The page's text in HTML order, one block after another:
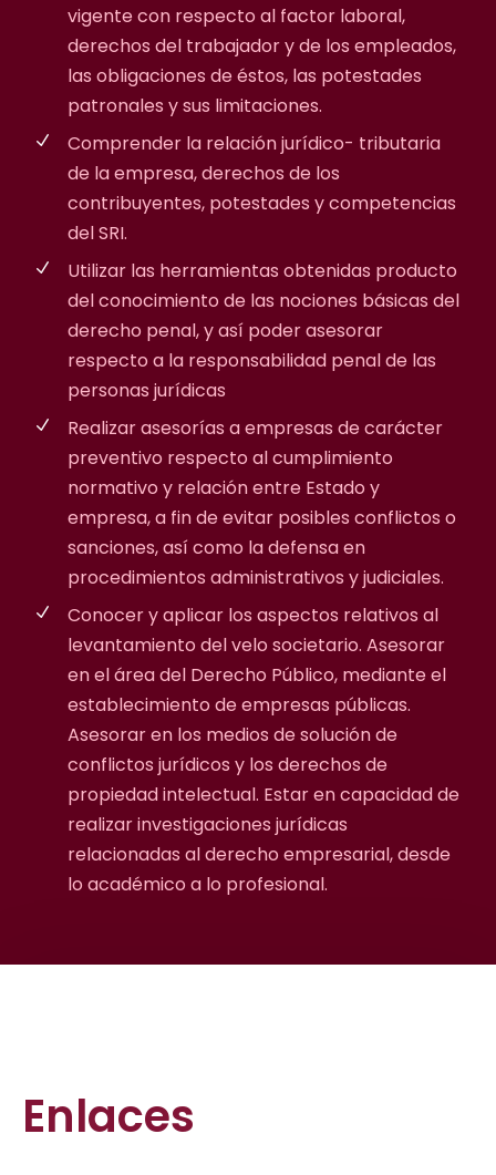
vigente con respecto al factor laboral,
derechos del trabajador y de los empleados,
las obligaciones de éstos, las potestades
patronales y sus limitaciones.
Comprender la relación jurídico- tributaria
de la empresa, derechos de los
contribuyentes, potestades y competencias
del SRI.
Utilizar las herramientas obtenidas producto
del conocimiento de las nociones básicas del
derecho penal, y así poder asesorar
respecto a la responsabilidad penal de las
personas jurídicas
Realizar asesorías a empresas de carácter
preventivo respecto al cumplimiento
normativo y relación entre Estado y
empresa, a fin de evitar posibles conflictos o
sanciones, así como la defensa en
procedimientos administrativos y judiciales.
Conocer y aplicar los aspectos relativos al
levantamiento del velo societario. Asesorar
en el área del Derecho Público, mediante el
establecimiento de empresas públicas.
Asesorar en los medios de solución de
conflictos jurídicos y los derechos de
propiedad intelectual. Estar en capacidad de
realizar investigaciones jurídicas
relacionadas al derecho empresarial, desde
lo académico a lo profesional.
Enlaces